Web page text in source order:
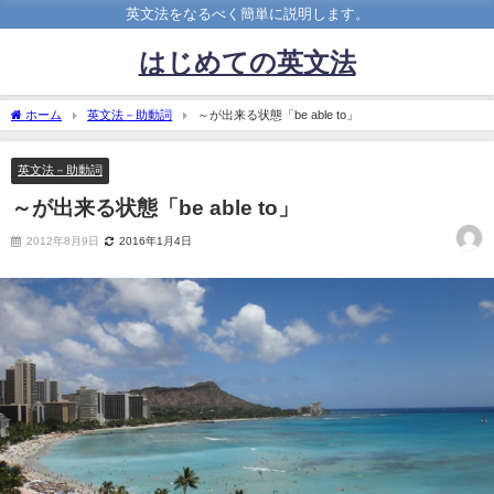
英文法をなるべく簡単に説明します。
はじめての英文法
ホーム 英文法－助動詞 ～が出来る状態「be able to」
英文法－助動詞
～が出来る状態「be able to」
2012年8月9日 2016年1月4日